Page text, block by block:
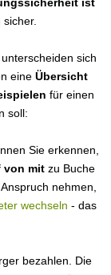
sicher.
unterscheiden sich
eine Übersicht
für einen
soll:
Sie erkennen,
von mit zu Buche
nehmen,
wechseln - das
bezahlen. Die